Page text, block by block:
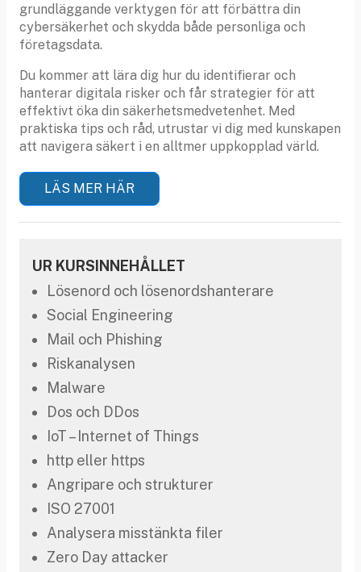
grundläggande verktygen för att förbättra din
cybersäkerhet och skydda både personliga och
företagsdata.
Du kommer att lära dig hur du identifierar och
hanterar digitala risker och får strategier för att
effektivt öka din säkerhetsmedvetenhet. Med
praktiska tips och råd, utrustar vi dig med kunskapen
att navigera säkert i en alltmer uppkopplad värld.
LÄS MER HÄR
UR KURSINNEHÅLLET
Lösenord och lösenordshanterare
Social Engineering
Mail och Phishing
Riskanalysen
Malware
Dos och DDos
IoT – Internet of Things
http eller https
Angripare och strukturer
ISO 27001
Analysera misstänkta filer
Zero Day attacker